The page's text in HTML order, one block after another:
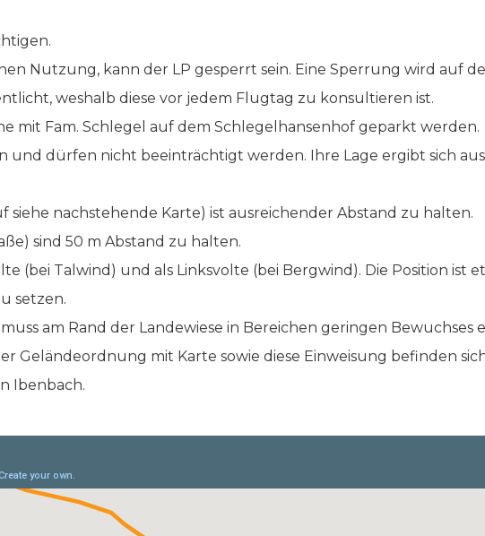
Nutzung, kann der LP gesperrt sein. Eine Sperrung wird auf
weshalb diese vor jedem Flugtag zu konsultieren ist.
mit Fam. Schlegel auf dem Schlegelhansenhof geparkt werden.
und dürfen nicht beeinträchtigt werden. Ihre Lage ergibt sich
nachstehende Karte) ist ausreichender Abstand zu halten.
sind 50 m Abstand zu halten.
(bei Talwind) und als Linksvolte (bei Bergwind). Die Position ist
setzen.
am Rand der Landewiese in Bereichen geringen Bewuchses
Geländeordnung mit Karte sowie diese Einweisung befinden
Ibenbach.